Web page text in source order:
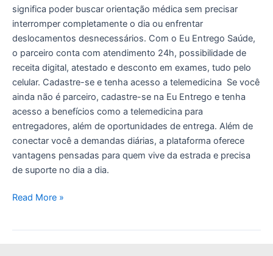
significa poder buscar orientação médica sem precisar
interromper completamente o dia ou enfrentar
deslocamentos desnecessários. Com o Eu Entrego Saúde,
o parceiro conta com atendimento 24h, possibilidade de
receita digital, atestado e desconto em exames, tudo pelo
celular. Cadastre-se e tenha acesso a telemedicina Se você
ainda não é parceiro, cadastre-se na Eu Entrego e tenha
acesso a benefícios como a telemedicina para
entregadores, além de oportunidades de entrega. Além de
conectar você a demandas diárias, a plataforma oferece
vantagens pensadas para quem vive da estrada e precisa
de suporte no dia a dia.
Read More »